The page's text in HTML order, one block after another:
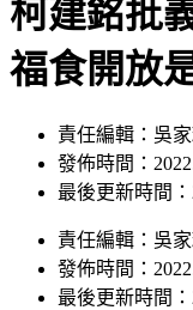
柯建銘批
福食開放
責任編輯：吳
發佈時間：
最後更新時間：
責任編輯 ： 吳
發佈時間：
最後更新時間：